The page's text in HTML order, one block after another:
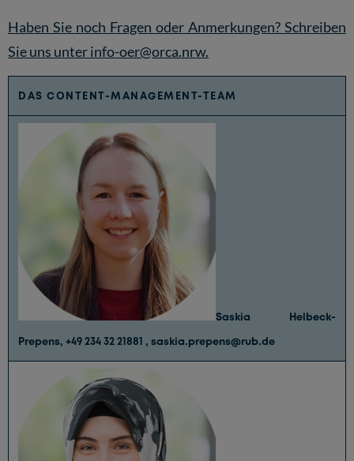
Haben Sie noch Fragen oder Anmerkungen? Schreiben
Sie uns unterinfo-oer@orca.nrw.
DAS CONTENT-MANAGEMENT-TEAM
Saskia Helbeck-
Prepens, +49 234 32 21881 , saskia.prepens@rub.de